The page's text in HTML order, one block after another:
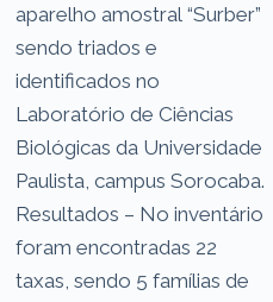
aparelho amostral “Surber”
sendo triados e
identificados no
Laboratório de Ciências
Biológicas da Universidade
Paulista, campus Sorocaba.
Resultados – No inventário
foram encontradas 22
taxas, sendo 5 famílias de